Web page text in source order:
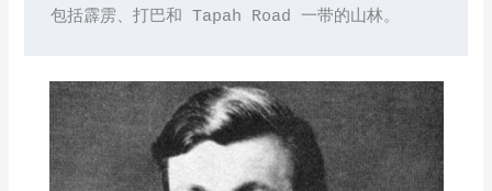
包括霹雳、打巴和 Tapah Road 一带的山林。